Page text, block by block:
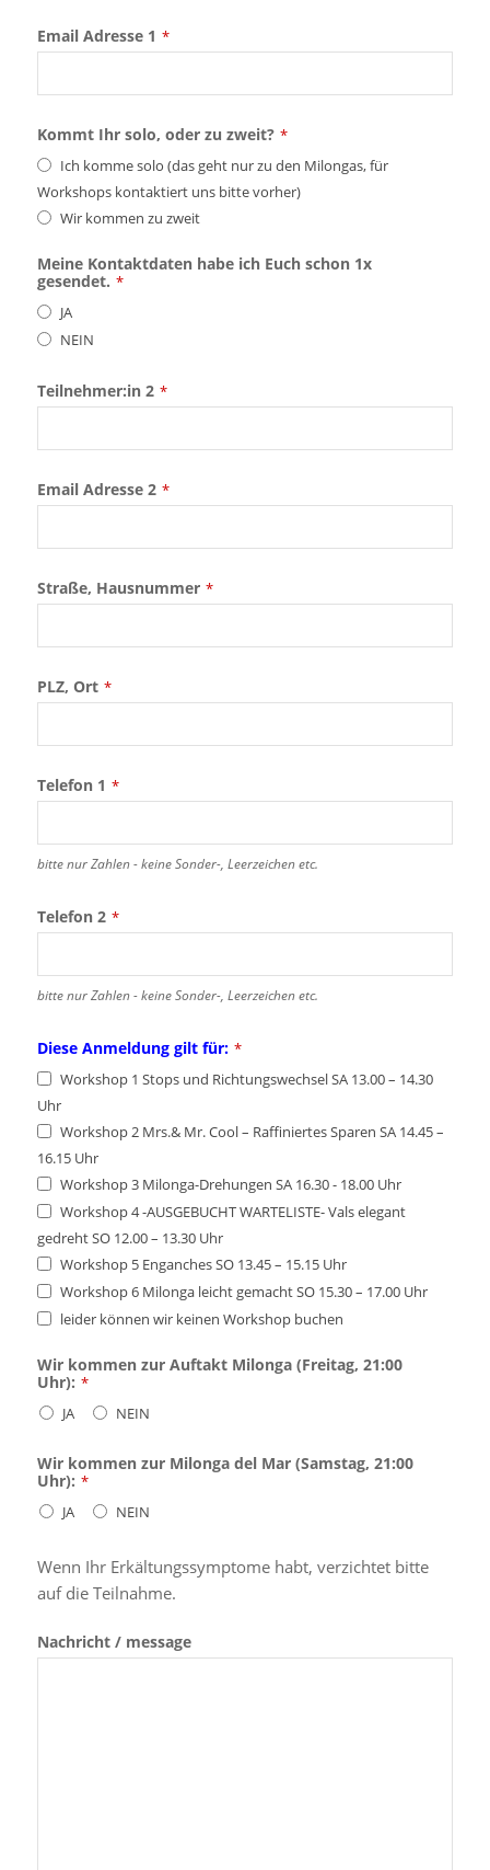
Email Adresse 1 *
Kommt Ihr solo, oder zu zweit? *
Ich komme solo (das geht nur zu den Milongas, für
Workshops kontaktiert uns bitte vorher)
Wir kommen zu zweit
Meine Kontaktdaten habe ich Euch schon 1x
gesendet. *
JA
NEIN
Teilnehmer:in 2 *
Email Adresse 2 *
Business
Email *
Straße, Hausnummer *
PLZ, Ort *
Telefon 1 *
bitte nur Zahlen - keine Sonder-, Leerzeichen etc.
Telefon 2 *
bitte nur Zahlen - keine Sonder-, Leerzeichen etc.
Diese Anmeldung gilt für: *
Workshop 1 Stops und Richtungswechsel SA 13.00 – 14.30
Uhr
Workshop 2 Mrs.& Mr. Cool – Raffiniertes Sparen SA 14.45 –
16.15 Uhr
Workshop 3 Milonga-Drehungen SA 16.30 - 18.00 Uhr
Workshop 4 -AUSGEBUCHT WARTELISTE- Vals elegant
gedreht SO 12.00 – 13.30 Uhr
Workshop 5 Enganches SO 13.45 – 15.15 Uhr
Workshop 6 Milonga leicht gemacht SO 15.30 – 17.00 Uhr
leider können wir keinen Workshop buchen
Wir kommen zur Auftakt Milonga (Freitag, 21:00
Uhr): *
JA
NEIN
Wir kommen zur Milonga del Mar (Samstag, 21:00
Uhr): *
JA
NEIN
Wenn Ihr Erkältungssymptome habt, verzichtet bitte
auf die Teilnahme.
Nachricht / message